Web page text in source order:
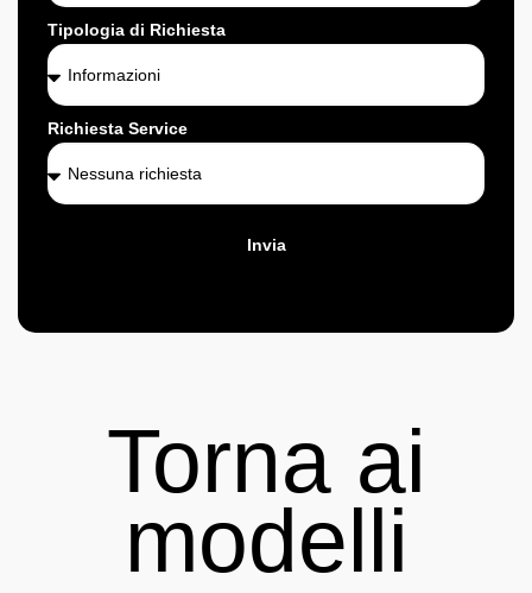
Tipologia di Richiesta
Richiesta Service
Invia
Torna ai
modelli